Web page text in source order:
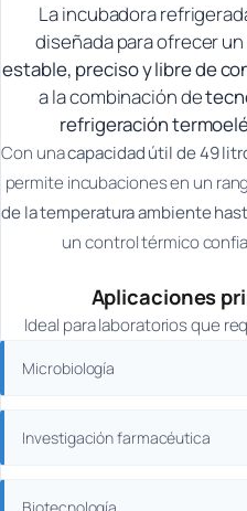
La incubadora
diseñada para ofrecer
estable, preciso y libre de
a la combinación de
refrigeración
Con unacapacidad útil de 49
permite incubaciones en un
de la temperatura ambiente
un control térmico
Aplicaciones
Ideal para laboratorios que
Microbiología
Investigación farmacéutica